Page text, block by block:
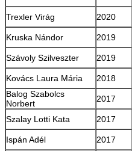
Trexler Virág
2020
Kruska Nándor
2019
Szávoly Szilveszter
2019
Kovács Laura Mária
2018
Balog Szabolcs
Norbert
2017
Szalay Lotti Kata 2017
Ispán Adél
2017